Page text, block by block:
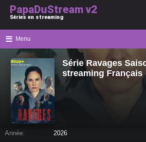
PapaDuStream v2
Séries en streaming
Menu
Série Ravages
streaming Français
Année:
2026